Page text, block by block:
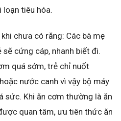
loạn tiêu hóa.
chưa có răng: Các bà mẹ
cứng cáp, nhanh biết đi.
quá sớm, trẻ chỉ nuốt
nước canh vì vậy bộ máy
sức. Khi ăn cơm thường là ăn
quan tâm, ưu tiên thức ăn